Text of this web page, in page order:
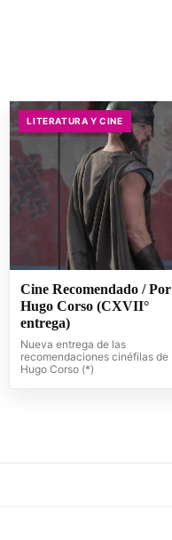
LITERATURA Y CINE
Cine Recomendado / Por
Hugo Corso (CXVII°
entrega)
Nueva entrega de las
recomendaciones cinéfilas de
Hugo Corso (*)